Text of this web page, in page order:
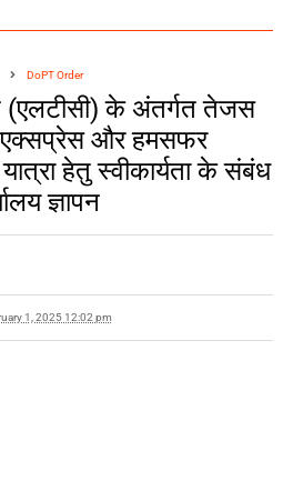
DoPT Order
(एलटीसी) के अंतर्गत तेजस
एक्सप्रेस और हमसफर
यात्रा हेतु स्वीकार्यता के संबंध
ज्ञापन
1, 2025 12:02 pm